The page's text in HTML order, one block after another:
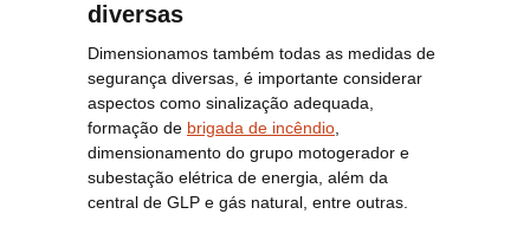
diversas
Dimensionamos também todas as medidas de
segurança diversas, é importante considerar
aspectos como sinalização adequada,
formação de brigada de incêndio,
dimensionamento do grupo motogerador e
subestação elétrica de energia, além da
central de GLP e gás natural, entre outras.